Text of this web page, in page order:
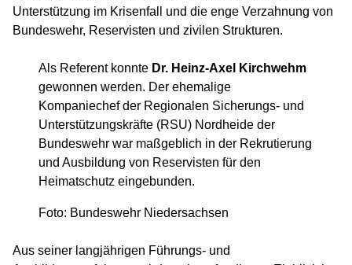
Unterstützung im Krisenfall und die enge Verzahnung von
Bundeswehr, Reservisten und zivilen Strukturen.
Als Referent konnte Dr. Heinz-Axel Kirchwehm
gewonnen werden. Der ehemalige
Kompaniechef der Regionalen Sicherungs- und
Unterstützungskräfte (RSU) Nordheide der
Bundeswehr war maßgeblich in der Rekrutierung
und Ausbildung von Reservisten für den
Heimatschutz eingebunden.
Foto: Bundeswehr Niedersachsen
Aus seiner langjährigen Führungs- und